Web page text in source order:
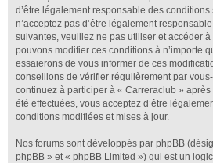
d’être légalement responsable des
n’acceptez pas d’être légalement
suivantes, veuillez ne pas utiliser et accéder
pouvons modifier ces conditions à n’importe
essaierons de vous informer de ces
conseillons de vérifier régulièrement par
continuez à participer à « Carreraclub »
été effectuées, vous acceptez d’être
conditions modifiées et mises à jour.
Nos forums sont développés par phpBB
phpBB » et « phpBB Limited ») qui est un